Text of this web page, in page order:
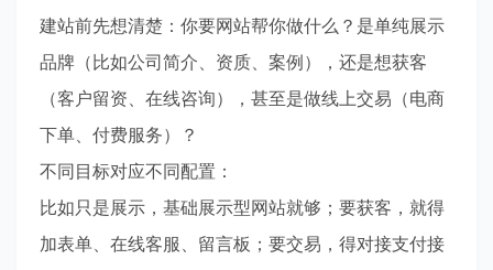
建站前先想清楚：你要网站帮你做什么？是单纯展示
品牌（比如公司简介、资质、案例），还是想获客
（客户留资、在线咨询），甚至是做线上交易（电商
下单、付费服务）？
不同目标对应不同配置：
比如只是展示，基础展示型网站就够；要获客，就得
加表单、在线客服、留言板；要交易，得对接支付接